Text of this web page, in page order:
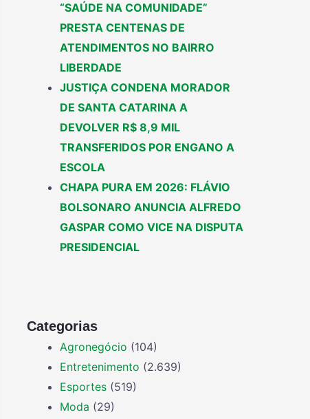
“SAÚDE NA COMUNIDADE”
PRESTA CENTENAS DE
ATENDIMENTOS NO BAIRRO
LIBERDADE
JUSTIÇA CONDENA MORADOR
DE SANTA CATARINA A
DEVOLVER R$ 8,9 MIL
TRANSFERIDOS POR ENGANO A
ESCOLA
CHAPA PURA EM 2026: FLÁVIO
BOLSONARO ANUNCIA ALFREDO
GASPAR COMO VICE NA DISPUTA
PRESIDENCIAL
Categorias
Agronegócio (104)
Entretenimento (2.639)
Esportes (519)
Moda (29)